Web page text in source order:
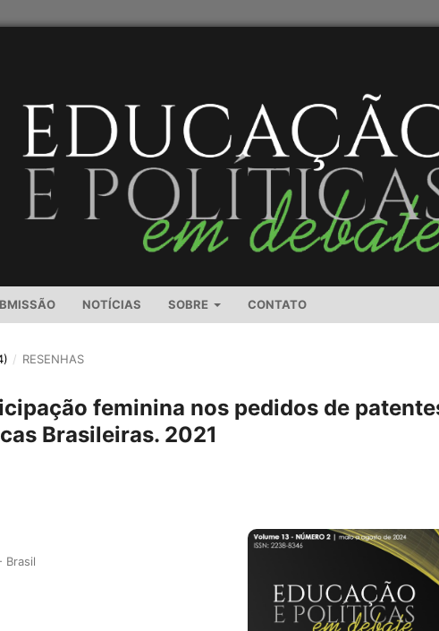
NOTÍCIAS SOBRE CONTATO
/ RESENHAS
feminina nos pedidos de
Brasileiras. 2021
Brasil